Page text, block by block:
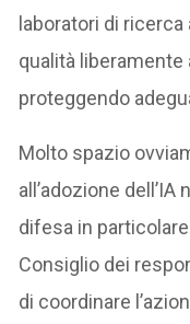
laboratori di
qualità
proteggendo
Molto spazio
all’adozione
difesa in
Consiglio dei
di coordinare